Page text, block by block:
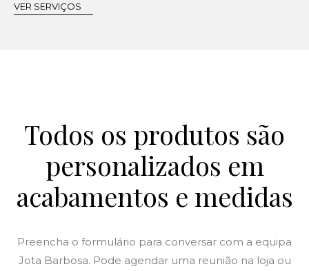
VER SERVIÇOS
Todos os produtos são
personalizados em
acabamentos e medidas
Preencha o formulário para conversar com a equipa
Jota Barbosa. Pode agendar uma reunião na loja ou